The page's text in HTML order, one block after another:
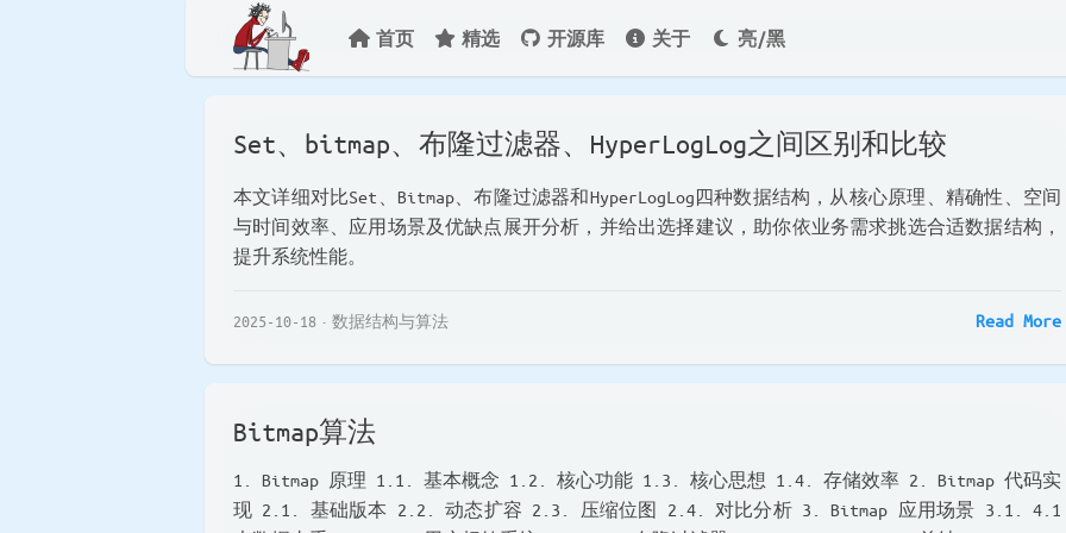
首页 精选 开源库 关于 亮/黑
Set、bitmap、布隆过滤器、HyperLogLog之间区别和比较
本文详细对比Set、Bitmap、布隆过滤器和HyperLogLog四种数据结构，从核心原理、精确性、空间
与时间效率、应用场景及优缺点展开分析，并给出选择建议，助你依业务需求挑选合适数据结构，
提升系统性能。
2025-10-18 数据结构与算法 Read More
Bitmap算法
1. Bitmap 原理 1.1. 基本概念 1.2. 核心功能 1.3. 核心思想 1.4. 存储效率 2. Bitmap 代码实
现 2.1. 基础版本 2.2. 动态扩容 2.3. 压缩位图 2.4. 对比分析 3. Bitmap 应用场景 3.1. 4.1